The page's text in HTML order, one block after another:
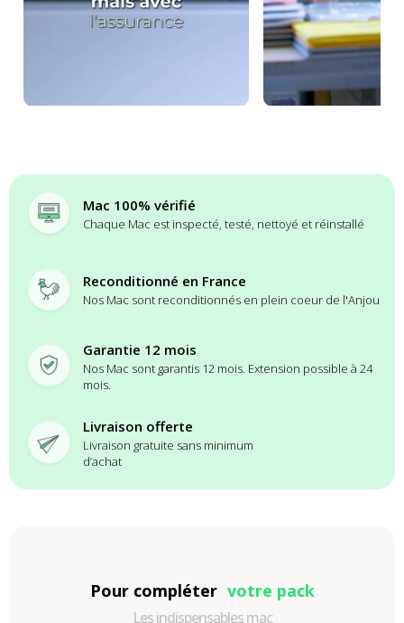
Mac 100% vérifié
Chaque Mac est inspecté, testé, nettoyé et réinstallé
Reconditionné en France
Nos Mac sont reconditionnés en plein coeur de l'Anjou
Garantie 12 mois
Nos Mac sont garantis 12 mois. Extension possible à 24
mois.
Livraison offerte
Livraison gratuite sans minimum
d’achat
Pour compléter votre pack
Les indispensables mac